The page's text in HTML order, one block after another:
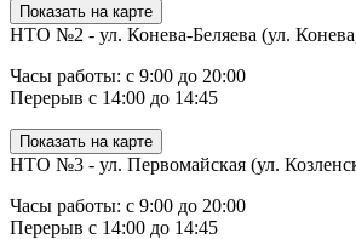
Показать на карте
НТО №2 - ул. Конева-Беляева (ул.
Часы работы: с 9:00 до 20:00
Перерыв с 14:00 до 14:45
Показать на карте
НТО №3 - ул. Первомайская (ул.
Часы работы: с 9:00 до 20:00
Перерыв с 14:00 до 14:45